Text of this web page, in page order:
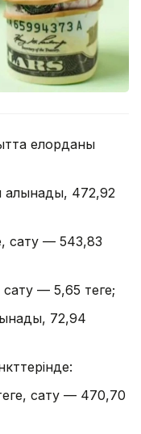
елорданың
алынады, 472,92
сату — 543,83
— 5,65 теңге;
72,94
сату — 470,70